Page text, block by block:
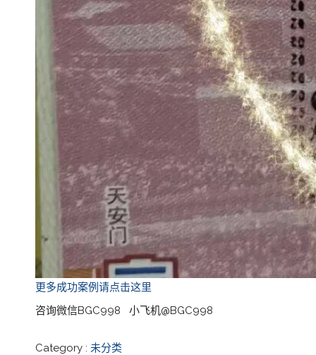
更多成功案例请点击这里
咨询微信BGC998 小飞机@BGC998
Category : 未分类